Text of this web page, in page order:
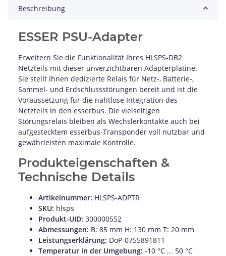
Beschreibung
ESSER PSU-Adapter
Erweitern Sie die Funktionalität Ihres HLSPS-DB2
Netzteils mit dieser unverzichtbaren Adapterplatine.
Sie stellt Ihnen dedizierte Relais für Netz-, Batterie-,
Sammel- und Erdschlussstörungen bereit und ist die
Voraussetzung für die nahtlose Integration des
Netzteils in den esserbus. Die vielseitigen
Störungsrelais bleiben als Wechslerkontakte auch bei
aufgestecktem esserbus-Transponder voll nutzbar und
gewährleisten maximale Kontrolle.
Produkteigenschaften &
Technische Details
Artikelnummer: HLSPS-ADPTR
SKU: hlsps
Produkt-UID: 300000552
Abmessungen: B: 85 mm H: 130 mm T: 20 mm
Leistungserklärung: DoP-0755891811
Temperatur in der Umgebung: -10 °C ... 50 °C